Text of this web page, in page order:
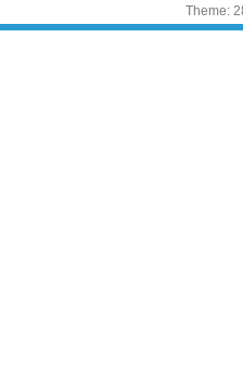
Theme: